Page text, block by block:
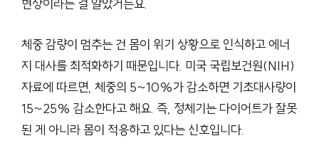
현상이라는 걸 알았거든요.
체중 감량이 멈추는 건 몸이 위기 상황으로 인식하고 에너
지 대사를 최적화하기 때문입니다. 미국 국립보건원(NIH)
자료에 따르면, 체중의 5~10%가 감소하면 기초대사량이
15~25% 감소한다고 해요. 즉, 정체기는 다이어트가 잘못
된 게 아니라 몸이 적응하고 있다는 신호입니다.